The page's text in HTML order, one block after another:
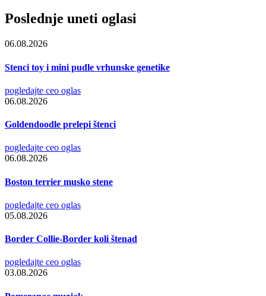
Poslednje uneti oglasi
06.08.2026
Stenci toy i mini pudle vrhunske genetike
pogledajte ceo oglas
06.08.2026
Goldendoodle prelepi štenci
pogledajte ceo oglas
06.08.2026
Boston terrier musko stene
pogledajte ceo oglas
05.08.2026
Border Collie-Border koli štenad
pogledajte ceo oglas
03.08.2026